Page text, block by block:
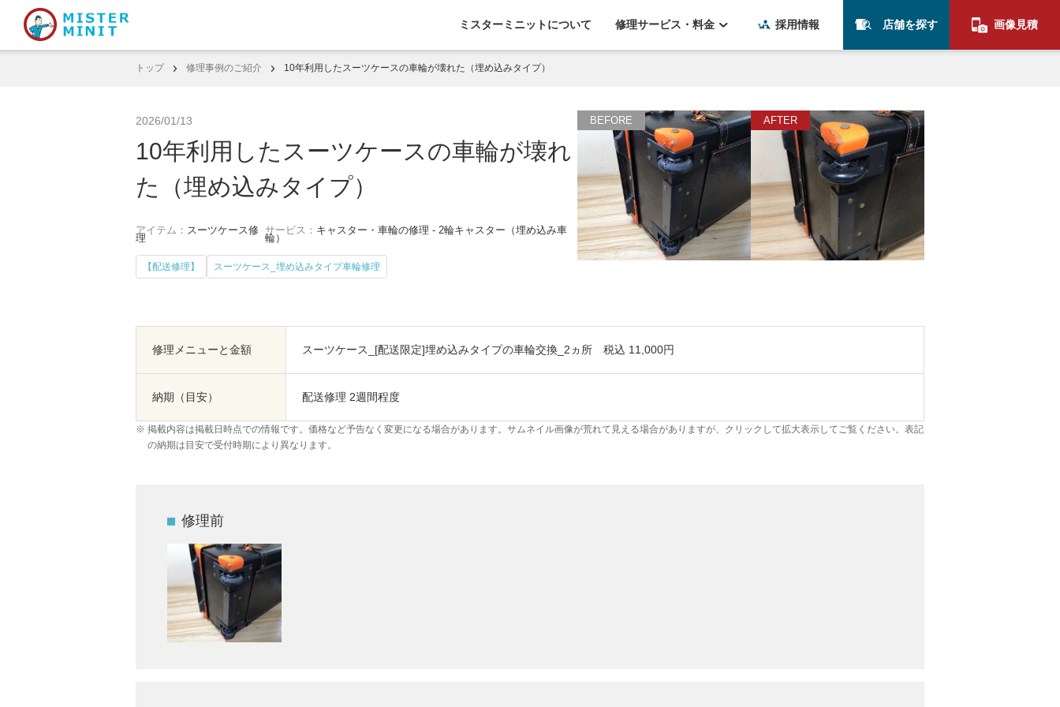
ミスターミニットについて 修理サービス・料金 採用情報 店舗を探す 画像見積
トップ 修理事例のご紹介 10年利用したスーツケースの車輪が壊れた（埋め込みタイプ）
2026/01/13
10年利用したスーツケースの車輪が壊れ
た（埋め込みタイプ）
アイテム： スーツケース修
理
サービス： キャスター・車輪の修理 - 2輪キャスター（埋め込み車
輪）
【配送修理】 スーツケース_埋め込みタイプ車輪修理
修理メニューと金額 スーツケース_[配送限定]埋め込みタイプの車輪交換_2ヵ所 税込 11,000円
納期（目安） 配送修理 2週間程度
掲載内容は掲載日時点での情報です。価格など予告なく変更になる場合があります。サムネイル画像が荒れて見える場合がありますが、クリックして拡大表示してご覧ください。表記
の納期は目安で受付時期により異なります。
修理前